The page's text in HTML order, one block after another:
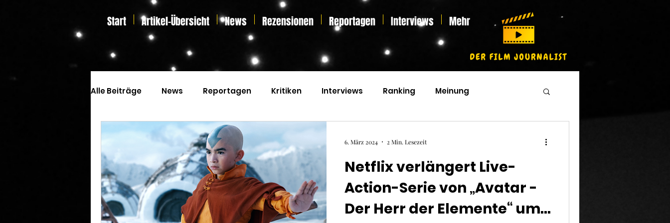
Start Artikel-Übersicht News Rezensionen Reportagen Interviews Mehr
Alle Beiträge News Reportagen Kritiken Interviews Ranking Meinung
Kinoprogramm Specials Home Entertainment
Netflix verlängert Live-
Action-Serie von „Avatar -
Der Herr der Elemente“ um
6. März 2024 2 Min. Lesezeit